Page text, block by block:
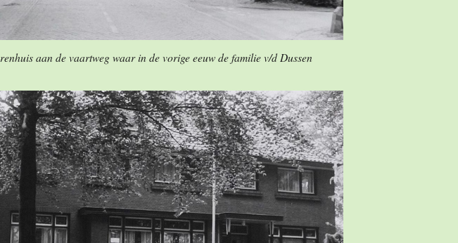
aan de vaartweg waar in de vorige eeuw de familie v/d Dussen